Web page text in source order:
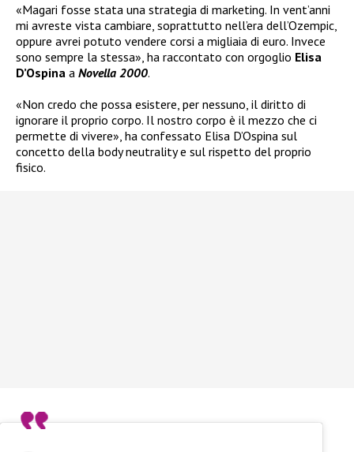
«Magari fosse stata una strategia di marketing. In vent’anni
mi avreste vista cambiare, soprattutto nell’era dell’Ozempic,
oppure avrei potuto vendere corsi a migliaia di euro. Invece
sono sempre la stessa», ha raccontato con orgoglio Elisa
D’Ospina a Novella 2000.
«Non credo che possa esistere, per nessuno, il diritto di
ignorare il proprio corpo. Il nostro corpo è il mezzo che ci
permette di vivere», ha confessato Elisa D’Ospina sul
concetto della body neutrality e sul rispetto del proprio
fisico.